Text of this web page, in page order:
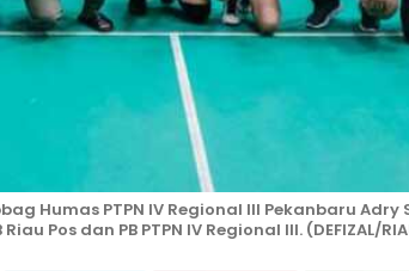
Humas PTPN IV Regional III Pekanbaru
Pos dan PB PTPN IV Regional III. (DEFIZAL/